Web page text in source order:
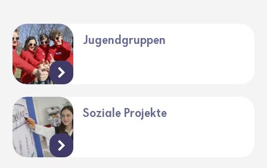
Jugendgruppen
Soziale Projekte